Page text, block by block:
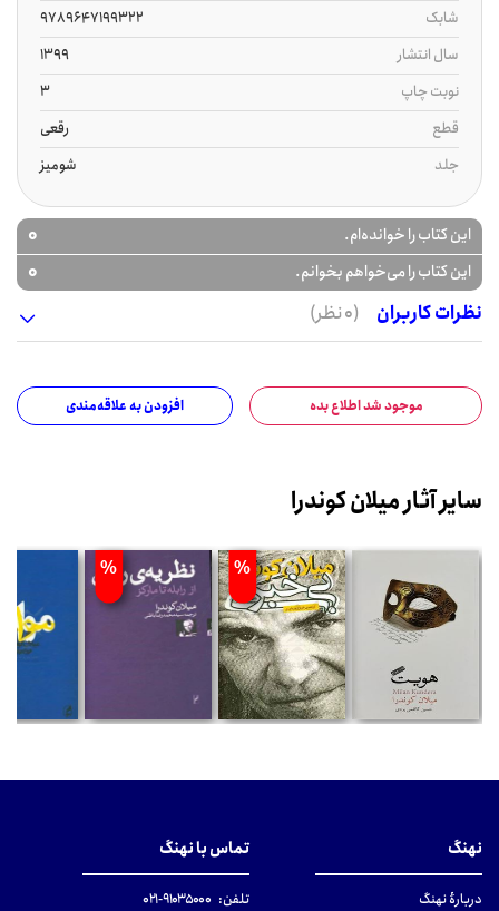
شابک
9789647199322
سال انتشار
1399
نوبت چاپ
3
قطع
رقعی
جلد
شومیز
این کتاب را خوانده‌ام. 0
این کتاب را می‌خواهم بخوانم.
0
نظرات کاربران
(0 نظر)
موجود شد اطلاع بده افزودن به علاقه‌مندی
سایر آثار میلان کوندرا
%
%
نهنگ
دربارهٔ نهنگ
تماس با نهنگ
تلفن: ۹۱۰۳۵۰۰۰-۰۲۱